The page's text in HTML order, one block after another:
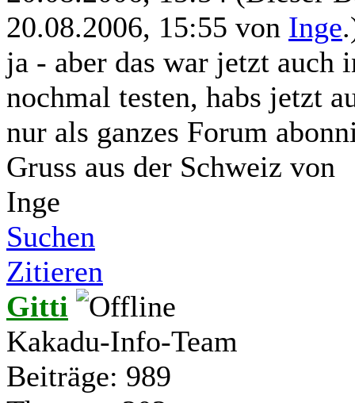
20.08.2006, 15:55 von Inge
ja - aber das war jetzt auch
nochmal testen, habs jetzt
nur als ganzes Forum
Gruss aus der Schweiz von
Inge
Suchen
Zitieren
Gitti
Kakadu-Info-Team
Beiträge: 989